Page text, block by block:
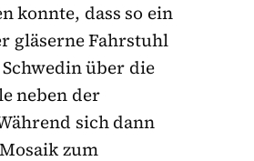
konnte, dass so ein
gläserne Fahrstuhl
über die
neben der
sich dann
zum